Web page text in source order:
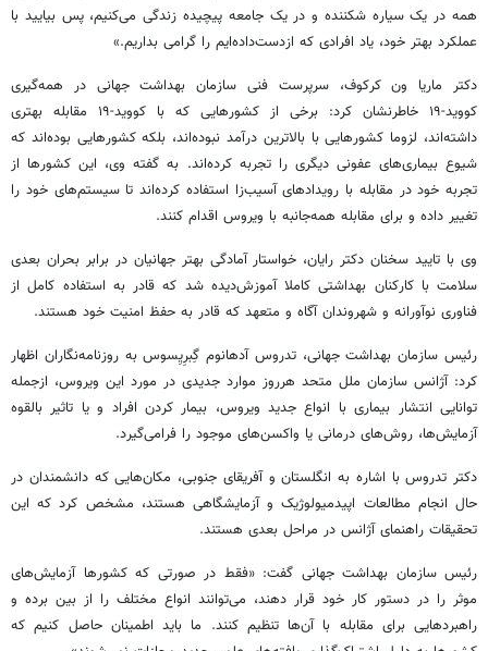
همه در یک سیاره شکننده و در یک جامعه پیچیده زندگی می‌کنیم، پس بیایید با
عملکرد بهتر خود، یاد افرادی که ازدست‌داده‌ایم را گرامی بداریم.»
دکتر ماریا ون کرکوف، سرپرست فنی سازمان بهداشت جهانی در همه‌گیری
کووید-۱۹ خاطرنشان کرد: برخی از کشورهایی که با کووید-۱۹ مقابله بهتری
داشته‌اند، لزوما کشورهایی با بالاترین درآمد نبوده‌اند، بلکه کشورهایی بوده‌اند که
شیوع بیماری‌های عفونی دیگری را تجربه کرده‌اند. به گفته وی، این کشورها از
تجربه خود در مقابله با رویدادهای آسیب‌زا استفاده کرده‌اند تا سیستم‌های خود را
تغییر داده و برای مقابله همه‌جانبه با ویروس اقدام کنند.
وی با تایید سخنان دکتر رایان، خواستار آمادگی بهتر جهانیان در برابر بحران بعدی
سلامت با کارکنان بهداشتی کاملا آموزش‌دیده شد که قادر به استفاده کامل از
فناوری نوآورانه و شهروندان آگاه و متعهد که قادر به حفظ امنیت خود هستند.
رئیس سازمان بهداشت جهانی، تدروس آدهانوم گِبرِیِسوس به روزنامه‌نگاران اظهار
کرد: آژانس سازمان ملل متحد هرروز موارد جدیدی در مورد این ویروس، ازجمله
توانایی انتشار بیماری با انواع جدید ویروس، بیمار کردن افراد و یا تاثیر بالقوه
آزمایش‌ها، روش‌های درمانی یا واکسن‌های موجود را فرامی‌گیرد.
دکتر تدروس با اشاره به انگلستان و آفریقای جنوبی، مکان‌هایی که دانشمندان در
حال انجام مطالعات اپیدمیولوژیک و آزمایشگاهی هستند، مشخص کرد که این
تحقیقات راهنمای آژانس در مراحل بعدی هستند.
رئیس سازمان بهداشت جهانی گفت: «فقط در صورتی ‌که کشورها آزمایش‌های
موثر را در دستور کار خود قرار دهند، می‌توانند انواع مختلف را از بین برده و
راهبردهایی برای مقابله با آن‌ها تنظیم کنند. ما باید اطمینان حاصل کنیم که